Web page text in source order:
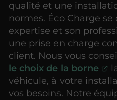
qualité et une
normes. Éco Charge
expertise et son
une prise en charge
client. Nous vous
le choix de la borne
véhicule, à votre
vos besoins. Notre